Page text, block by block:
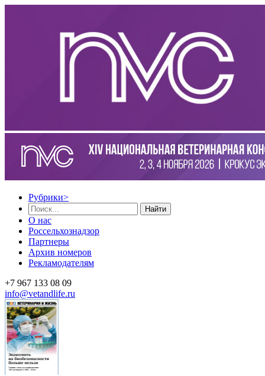
Рубрики>
Найти
О нас
Россельхознадзор
Партнеры
Архив номеров
Рекламодателям
+7 967 133 08 09
info@vetandlife.ru